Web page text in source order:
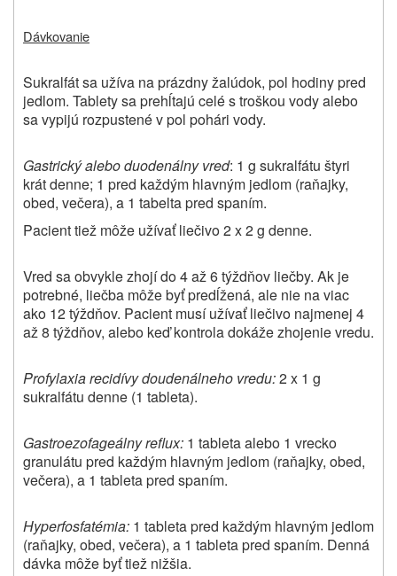
Dávkovanie
Sukralfát sa užíva na prázdny žalúdok, pol hodiny pred
jedlom. Tablety sa prehĺtajú celé s troškou vody alebo
sa vypijú rozpustené v pol pohári vody.
Gastrický alebo duodenálny vred: 1 g sukralfátu štyri
krát denne; 1 pred každým hlavným jedlom (raňajky,
obed, večera), a 1 tabelta pred spaním.
Pacient tiež môže užívať liečivo 2 x 2 g denne.
Vred sa obvykle zhojí do 4 až 6 týždňov liečby. Ak je
potrebné, liečba môže byť predĺžená, ale nie na viac
ako 12 týždňov. Pacient musí užívať liečivo najmenej 4
až 8 týždňov, alebo keď kontrola dokáže zhojenie vredu.
Profylaxia recidívy doudenálneho vredu:2 x 1 g
sukralfátu denne (1 tableta).
Gastroezofageálny reflux: 1 tableta alebo 1 vrecko
granulátu pred každým hlavným jedlom (raňajky, obed,
večera), a 1 tableta pred spaním.
Hyperfosfatémia: 1 tableta pred každým hlavným jedlom
(raňajky, obed, večera), a 1 tableta pred spaním. Denná
dávka môže byť tiež nižšia.